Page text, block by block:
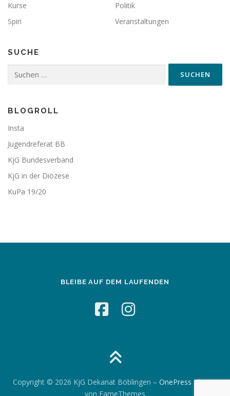
Kurse
Politik
Spiri
Veranstaltungen
SUCHE
nach:
BLOGROLL
Insta
Jugendreferat BB
KjG Bundesverband
KjG in der Diözese
KuPa 19/20
BLEIBE AUF DEM LAUFENDEN
Copyright © 2026 KjG Dekanat Böblingen – OnePress Theme
von FameThemes